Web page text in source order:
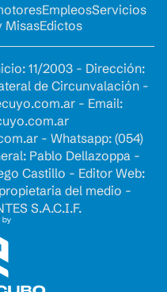
EmpleosServicios
MisasEdictos
11/2003 - Dirección:
de Circunvalación -
- Email:
- Whatsapp: (054)
Pablo Dellazoppa -
Castillo - Editor Web:
del medio -
S.A.C.I.F.